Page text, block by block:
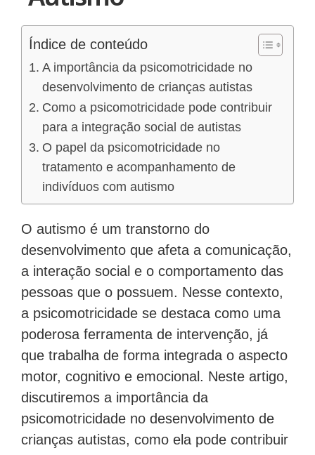
Índice de conteúdo
A importância da psicomotricidade no
desenvolvimento de crianças autistas
Como a psicomotricidade pode contribuir
para a integração social de autistas
O papel da psicomotricidade no
tratamento e acompanhamento de
indivíduos com autismo
O autismo é um transtorno do
desenvolvimento que afeta a comunicação,
a interação social e o comportamento das
pessoas que o possuem. Nesse contexto,
a psicomotricidade se destaca como uma
poderosa ferramenta de intervenção, já
que trabalha de forma integrada o aspecto
motor, cognitivo e emocional. Neste artigo,
discutiremos a importância da
psicomotricidade no desenvolvimento de
crianças autistas, como ela pode contribuir